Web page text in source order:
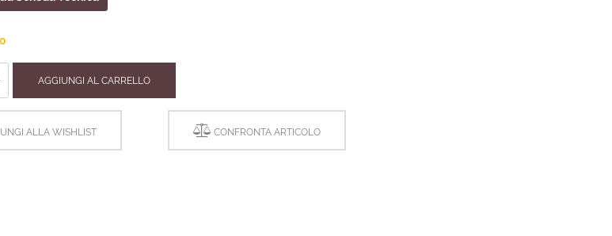
AGGIUNGI AL CARRELLO
ALLA WISHLIST CONFRONTA ARTICOLO